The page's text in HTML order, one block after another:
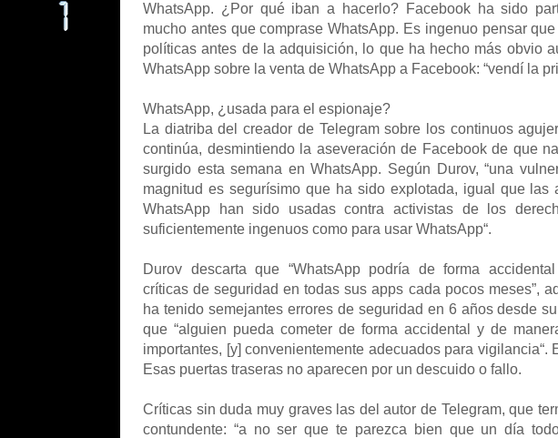
WhatsApp. ¿Por qué iban a hacerlo? Facebook ha sido
mucho antes que comprase WhatsApp. Es ingenuo pensar
políticas antes de la adquisición, lo que ha hecho más obvio
WhatsApp sobre la venta de WhatsApp a Facebook: “vendí la
WhatsApp, ¿usada para el espionaje?
La diatriba del creador de Telegram sobre los continuos
continúa, desmintiendo la aseveración de Facebook de que
surgido esta semana en WhatsApp. Según Durov, “una
magnitud es segurísimo que ha sido explotada, igual que las
WhatsApp han sido usadas contra activistas de los
suficientemente ingenuos como para usar WhatsApp“.
Durov descarta que “WhatsApp podría de forma
críticas de seguridad en todas sus apps cada pocos meses”,
ha tenido semejantes errores de seguridad en 6 años desde
que “alguien pueda cometer de forma accidental y de
importantes, [y] convenientemente adecuados para vigilancia“.
Esas puertas traseras no aparecen por un descuido o fallo.
Críticas sin duda muy graves las del autor de Telegram, que
contundente: “a no ser que te parezca bien que un día